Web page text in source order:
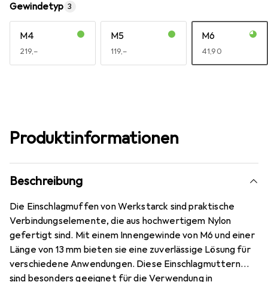
Gewindetyp 3
M4
EUR
219,–
M5
EUR
119,–
M6
EUR
41,90
Produktinformationen
Beschreibung
Die Einschlagmuffen von Werkstarck sind praktische
Verbindungselemente, die aus hochwertigem Nylon
gefertigt sind. Mit einem Innengewinde von M6 und einer
Länge von 13 mm bieten sie eine zuverlässige Lösung für
verschiedene Anwendungen. Diese Einschlagmuttern
sind besonders geeignet für die Verwendung in